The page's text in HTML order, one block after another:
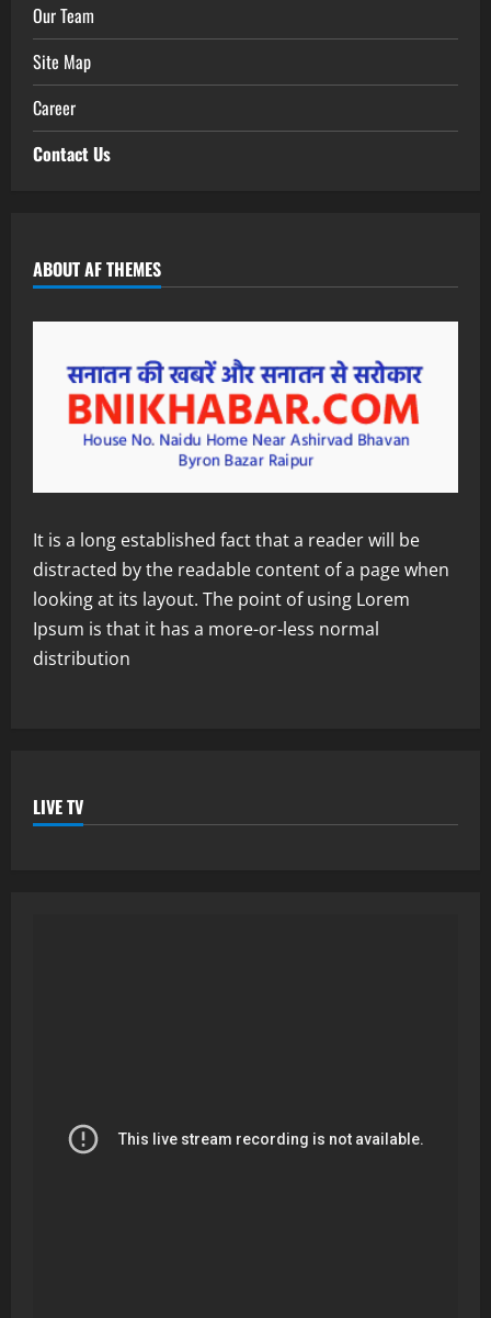
Our Team
Site Map
Career
Contact Us
ABOUT AF THEMES
It is a long established fact that a reader will be
distracted by the readable content of a page when
looking at its layout. The point of using Lorem
Ipsum is that it has a more-or-less normal
distribution
LIVE TV